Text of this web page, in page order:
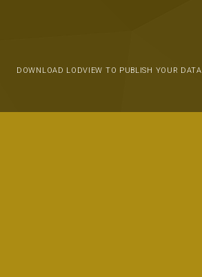
DOWNLOAD LODVIEW TO PUBLISH YOUR DATA